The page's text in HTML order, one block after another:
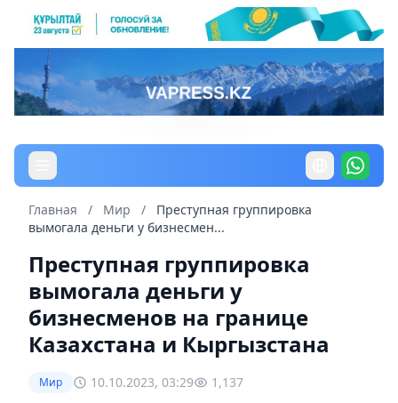
Главная / Мир /
Преступная группировка
вымогала деньги у бизнесмен...
Преступная группировка
вымогала деньги у
бизнесменов на границе
Казахстана и Кыргызстана
Мир 10.10.2023, 03:29 1,137